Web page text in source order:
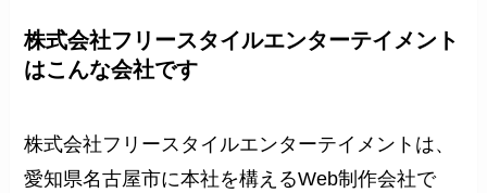
株式会社フリースタイルエンターテイメント
はこんな会社です
株式会社フリースタイルエンターテイメントは、
愛知県名古屋市に本社を構えるWeb制作会社で